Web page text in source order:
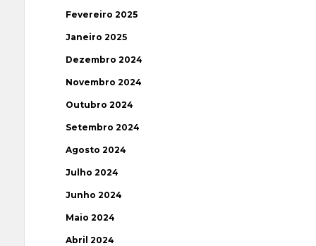
Fevereiro 2025
Janeiro 2025
Dezembro 2024
Novembro 2024
Outubro 2024
Setembro 2024
Agosto 2024
Julho 2024
Junho 2024
Maio 2024
Abril 2024